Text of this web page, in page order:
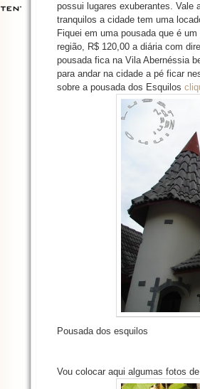
possui lugares exuberantes. Vale
tranquilos a cidade tem uma
Fiquei em uma pousada que é
região, R$ 120,00 a diária com
pousada fica na Vila Abernéssia
para andar na cidade a pé ficar
sobre a pousada dos Esquilos
Pousada dos esquilos
Vou colocar aqui algumas fotos